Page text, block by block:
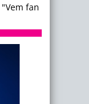
"Vem fan